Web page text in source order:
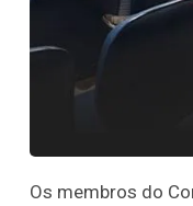
Os membros do